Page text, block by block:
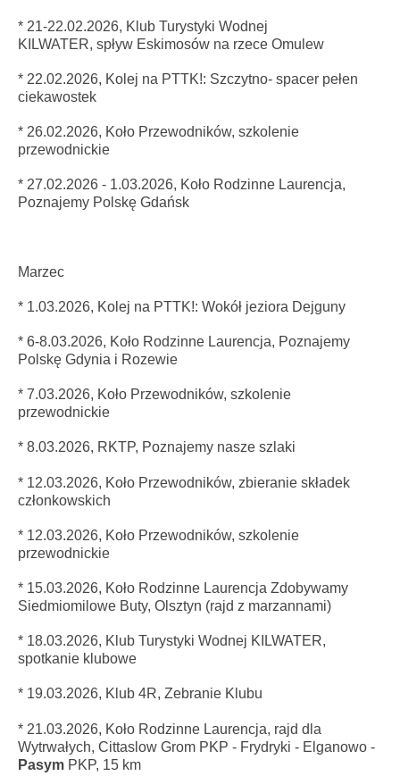
* 21-22.02.2026, Klub Turystyki Wodnej
KILWATER, spływ Eskimosów na rzece Omulew
* 22.02.2026, Kolej na PTTK!: Szczytno- spacer pełen
ciekawostek
* 26.02.2026, Koło Przewodników, szkolenie
przewodnickie
* 27.02.2026 - 1.03.2026, Koło Rodzinne Laurencja,
Poznajemy Polskę Gdańsk
Marzec
* 1.03.2026, Kolej na PTTK!: Wokół jeziora Dejguny
* 6-8.03.2026, Koło Rodzinne Laurencja, Poznajemy
Polskę Gdynia i Rozewie
* 7.03.2026, Koło Przewodników, szkolenie
przewodnickie
* 8.03.2026, RKTP, Poznajemy nasze szlaki
* 12.03.2026, Koło Przewodników, zbieranie składek
członkowskich
* 12.03.2026, Koło Przewodników, szkolenie
przewodnickie
* 15.03.2026, Koło Rodzinne Laurencja Zdobywamy
Siedmiomilowe Buty, Olsztyn (rajd z marzannami)
* 18.03.2026, Klub Turystyki Wodnej KILWATER,
spotkanie klubowe
* 19.03.2026, Klub 4R, Zebranie Klubu
* 21.03.2026, Koło Rodzinne Laurencja, rajd dla
Wytrwałych, Cittaslow Grom PKP - Frydryki - Elganowo -
Pasym PKP, 15 km